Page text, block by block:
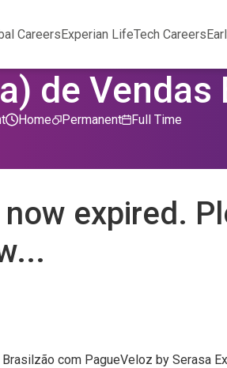
CareersExperian LifeTech Careers
de
Permanent
Home Full Time
expired.
com PagueVeloz by Serasa